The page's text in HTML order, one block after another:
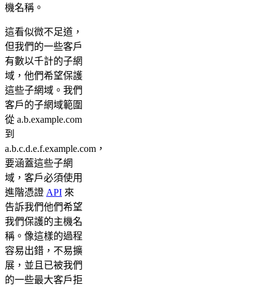
機名稱。
這看似微不足道，
但我們的一些客戶
有數以千計的子網
域，他們希望保護
這些子網域。我們
客戶的子網域範圍
從 a.b.example.com
到
a.b.c.d.e.f.example.com，
要涵蓋這些子網
域，客戶必須使用
進階憑證 API 來
告訴我們他們希望
我們保護的主機名
稱。像這樣的過程
容易出錯，不易擴
展，並且已被我們
的一些最大客戶拒